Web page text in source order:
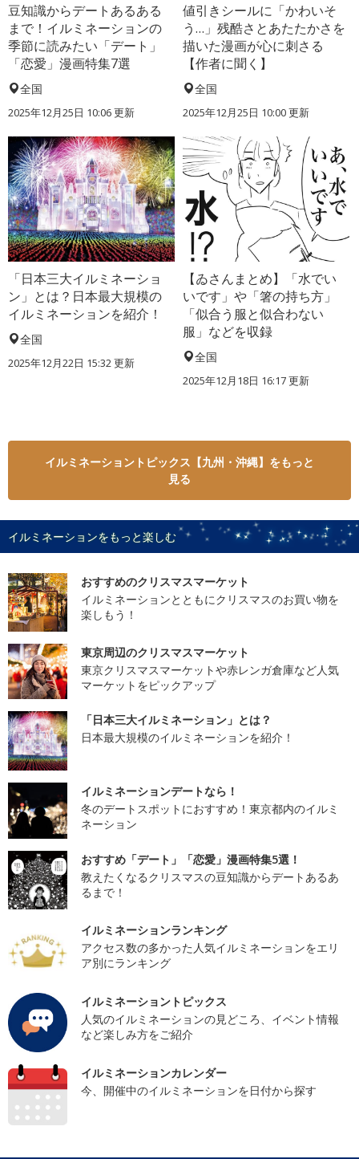
豆知識からデートあるある
まで！イルミネーションの
季節に読みたい「デート」
「恋愛」漫画特集7選
全国
2025年12月25日 10:06 更新
値引きシールに「かわいそ
う…」残酷さとあたたかさを
描いた漫画が心に刺さる
【作者に聞く】
全国
2025年12月25日 10:00 更新
「日本三大イルミネーショ
ン」とは？日本最大規模の
イルミネーションを紹介！
全国
2025年12月22日 15:32 更新
【ゐさんまとめ】「水でい
いです」や「箸の持ち方」
「似合う服と似合わない
服」などを収録
全国
2025年12月18日 16:17 更新
イルミネーショントピックス【九州・沖縄】をもっと
見る
イルミネーションをもっと楽しむ
おすすめのクリスマスマーケット
イルミネーションとともにクリスマスのお買い物を
楽しもう！
東京周辺のクリスマスマーケット
東京クリスマスマーケットや赤レンガ倉庫など人気
マーケットをピックアップ
「日本三大イルミネーション」とは？
日本最大規模のイルミネーションを紹介！
イルミネーションデートなら！
冬のデートスポットにおすすめ！東京都内のイルミ
ネーション
おすすめ「デート」「恋愛」漫画特集5選！
教えたくなるクリスマスの豆知識からデートあるあ
るまで！
イルミネーションランキング
アクセス数の多かった人気イルミネーションをエリ
ア別にランキング
イルミネーショントピックス
人気のイルミネーションの見どころ、イベント情報
など楽しみ方をご紹介
イルミネーションカレンダー
今、開催中のイルミネーションを日付から探す